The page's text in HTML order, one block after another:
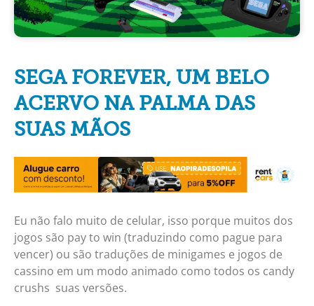
SEGA FOREVER, UM BELO
ACERVO NA PALMA DAS
SUAS MÃOS
Eu não falo muito de celular, isso porque muitos dos
jogos são pay to win (traduzindo como pague para
vencer) ou são traduções de minigames e jogos de
cassino em um modo animado como todos os candy
crushs suas versões.